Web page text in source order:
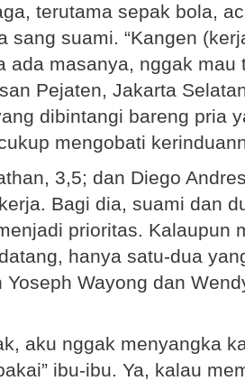
terutama sepak bola,
sang suami. “Kangen
ada masanya, nggak mau
Pejaten, Jakarta
dibintangi bareng pria
mengobati
3,5; dan Diego
Bagi dia, suami dan
prioritas. Kalaupun
hanya satu-dua
Wayong dan
aku nggak menyangka
ibu-ibu. Ya, kalau